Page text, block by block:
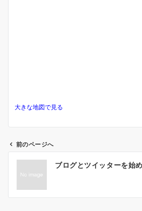
大きな地図で見る
前のページへ
ブログとツイッターを始